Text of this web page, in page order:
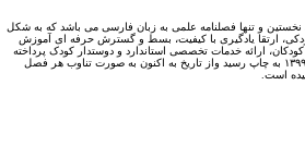
و تنها فصلنامه علمی به زبان فارسی می باشد که به شکل
ارتقا یادگیری با کیفیت، بسط و گسترش حرفه ای آموزش
ارائه خدمات تخصصی استاندارد و دوستدار کودک پرداخته
است. شماره اول فصلنامه در پاییز سال ۱۳۹۹ به چاپ رسید واز تاریخ به اکنون به صورت تناوب هر فصل